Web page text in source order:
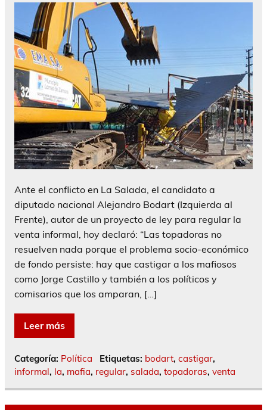
Ante el conflicto en La Salada, el candidato a
diputado nacional Alejandro Bodart (Izquierda al
Frente), autor de un proyecto de ley para regular la
venta informal, hoy declaró: “Las topadoras no
resuelven nada porque el problema socio-económico
de fondo persiste: hay que castigar a los mafiosos
como Jorge Castillo y también a los políticos y
comisarios que los amparan, […]
Leer más
Categoría: Política Etiquetas: bodart, castigar,
informal, la, mafia, regular, salada, topadoras, venta